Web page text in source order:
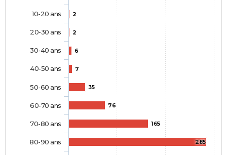
2
2
6
7
35
76
165
285
10-20 ans
20-30 ans
30-40 ans
40-50 ans
50-60 ans
60-70 ans
70-80 ans
80-90 ans